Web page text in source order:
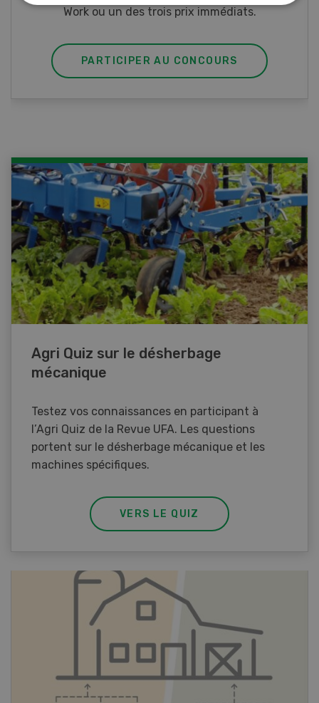
PARTICIPER AU CONCOURS
Agri Quiz sur le désherbage
mécanique
Testez vos connaissances en participant à
l’Agri Quiz de la Revue UFA. Les questions
portent sur le désherbage mécanique et les
machines spécifiques.
VERS LE QUIZ